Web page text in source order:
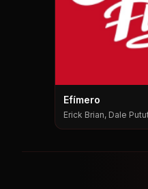
Efímero
Erick Brian, Dale